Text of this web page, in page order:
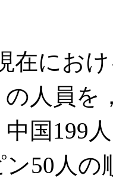
在にお
の人員を
国199
ン50人